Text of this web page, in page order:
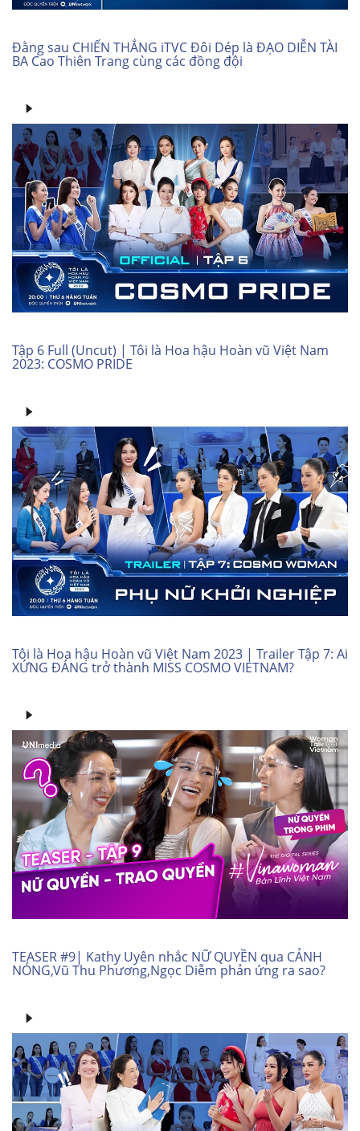
Đằng sau CHIẾN THẮNG iTVC Đôi Dép là ĐẠO DIỄN TÀI
BA Cao Thiên Trang cùng các đồng đội
Tập 6 Full (Uncut) | Tôi là Hoa hậu Hoàn vũ Việt Nam
2023: COSMO PRIDE
Tôi là Hoa hậu Hoàn vũ Việt Nam 2023 | Trailer Tập 7: Ai
XỨNG ĐÁNG trở thành MISS COSMO VIETNAM?
TEASER #9| Kathy Uyên nhắc NỮ QUYỀN qua CẢNH
NÓNG,Vũ Thu Phương,Ngọc Diễm phản ứng ra sao?